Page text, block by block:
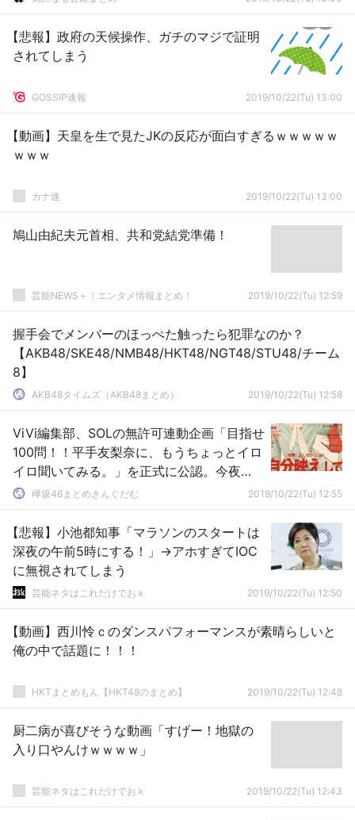
【悲報】政府の天候操作、ガチのマジで証明
されてしまう
GOSSIP速報 2019/10/22(Tu) 13:00
【動画】天皇を生で見たJKの反応が面白すぎるｗｗｗｗｗ
ｗｗｗ
カナ速 2019/10/22(Tu) 13:00
鳩山由紀夫元首相、共和党結党準備！
芸能NEWS＋｜エンタメ情報まとめ！ 2019/10/22(Tu) 12:59
握手会でメンバーのほっぺた触ったら犯罪なのか？
【AKB48/SKE48/NMB48/HKT48/NGT48/STU48/チーム
8】
AKB48タイムズ（AKB48まとめ） 2019/10/22(Tu) 12:58
ViVi編集部、SOLの無許可連動企画「目指せ
100問！！平手友梨奈に、もうちょっとイロ
イロ聞いてみる。」を正式に公認。今夜
10/22 22:20頃より全国38局ネットで堂々
欅坂46まとめきんぐだむ 2019/10/22(Tu) 12:55
【悲報】小池都知事「マラソンのスタートは
深夜の午前5時にする！」→アホすぎてIOC
に無視されてしまう
芸能ネタはこれだけでおｋ 2019/10/22(Tu) 12:50
【動画】西川怜ｃのダンスパフォーマンスが素晴らしいと
俺の中で話題に！！！
HKTまとめもん【HKT48のまとめ】 2019/10/22(Tu) 12:48
厨二病が喜びそうな動画「すげー！地獄の
入り口やんけｗｗｗｗ」
芸能ネタはこれだけでおｋ 2019/10/22(Tu) 12:43